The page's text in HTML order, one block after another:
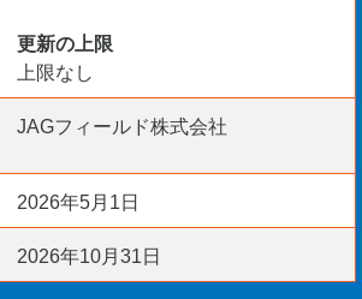
更新の上限
上限なし
JAGフィールド株式会社
2026年5月1日
2026年10月31日